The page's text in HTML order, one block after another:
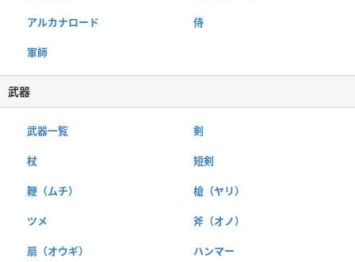
アルカナロード 侍
軍師
武器
武器一覧 剣
杖 短剣
鞭（ムチ） 槍（ヤリ）
ツメ 斧（オノ）
扇（オウギ） ハンマー